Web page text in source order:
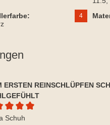
4
ERSTEN REINSCHLÜPFEN
Bewertung von 5 von
Schuh